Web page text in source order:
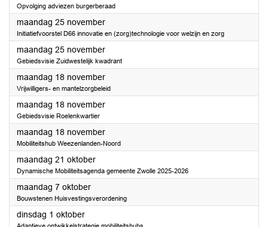
Opvolging adviezen burgerberaad
maandag 25 november2024
Initiatiefvoorstel D66 innovatie en (zorg)technologie voor welzijn en zorg
maandag 25 november2024
Gebiedsvisie Zuidwestelijk kwadrant
maandag 18 november2024
Vrijwilligers- en mantelzorgbeleid
maandag 18 november2024
Gebiedsvisie Roelenkwartier
maandag 18 november2024
Mobiliteitshub Weezenlanden-Noord
maandag 21 oktober2024
Dynamische Mobiliteitsagenda gemeente Zwolle 2025-2026
maandag 7 oktober2024
Bouwstenen Huisvestingsverordening
dinsdag 1 oktober2024